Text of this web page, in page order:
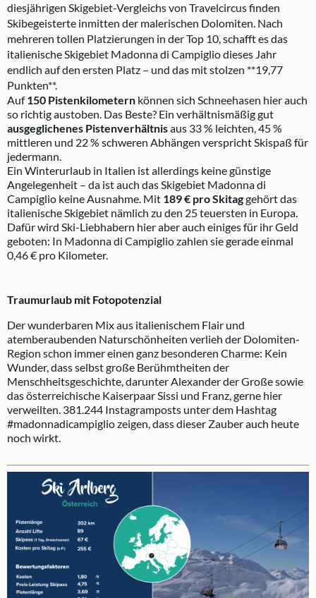
diesjährigen Skigebiet-Vergleichs von Travelcircus finden
Skibegeisterte inmitten der malerischen Dolomiten. Nach
mehreren tollen Platzierungen in der Top 10, schafft es das
italienische Skigebiet Madonna di Campiglio dieses Jahr
endlich auf den ersten Platz – und das mit stolzen **19,77
Punkten**.
Auf150 Pistenkilometern können sich Schneehasen hier auch
so richtig austoben. Das Beste? Ein verhältnismäßig gut
ausgeglichenes Pistenverhältnisaus 33 % leichten, 45 %
mittleren und 22 % schweren Abhängen verspricht Skispaß für
jedermann.
Ein Winterurlaub in Italien ist allerdings keine günstige
Angelegenheit – da ist auch das Skigebiet Madonna di
Campiglio keine Ausnahme. Mit 189 € pro Skitaggehört das
italienische Skigebiet nämlich zu den 25 teuersten in Europa.
Dafür wird Ski-Liebhabern hier aber auch einiges für ihr Geld
geboten: In Madonna di Campiglio zahlen sie gerade einmal
0,46 € pro Kilometer.
Traumurlaub mit Fotopotenzial
Der wunderbaren Mix aus italienischem Flair und
atemberaubenden Naturschönheiten verlieh der Dolomiten-
Region schon immer einen ganz besonderen Charme: Kein
Wunder, dass selbst große Berühmtheiten der
Menschheitsgeschichte, darunter Alexander der Große sowie
das österreichische Kaiserpaar Sissi und Franz, gerne hier
verweilten. 381.244 Instagramposts unter dem Hashtag
#madonnadicampiglio zeigen, dass dieser Zauber auch heute
noch wirkt.